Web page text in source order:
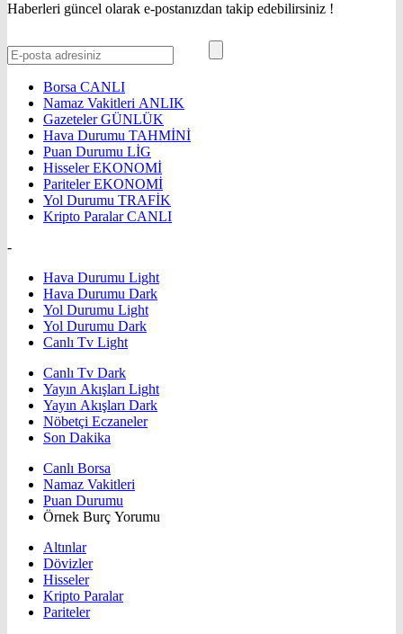
Haberleri güncel olarak e-postanızdan takip edebilirsiniz !
Borsa CANLI
Namaz Vakitleri ANLIK
GazetelerGÜNLÜK
Hava Durumu TAHMİNİ
Puan Durumu LİG
HisselerEKONOMİ
ParitelerEKONOMİ
Yol Durumu TRAFİK
Kripto ParalarCANLI
-
Hava Durumu Light
Hava Durumu Dark
Yol Durumu Light
Yol Durumu Dark
Canlı Tv Light
Canlı Tv Dark
Yayın Akışları Light
Yayın Akışları Dark
Nöbetçi Eczaneler
Son Dakika
Canlı Borsa
Namaz Vakitleri
Puan Durumu
Örnek Burç Yorumu
Altınlar
Dövizler
Hisseler
Kripto Paralar
Pariteler